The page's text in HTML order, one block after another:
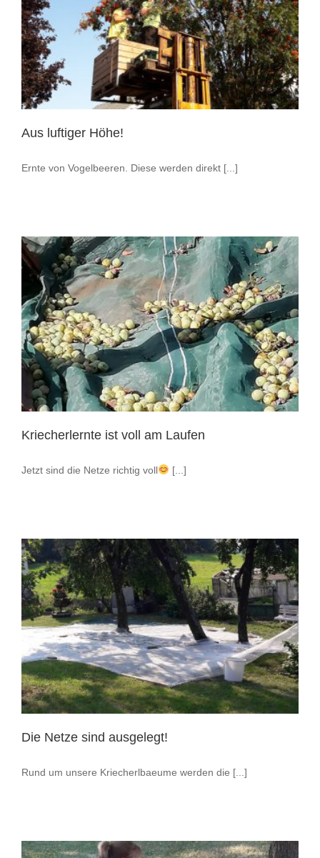
Aus luftiger Höhe!
Ernte von Vogelbeeren. Diese werden direkt [...]
Kriecherlernte ist voll am Laufen
Jetzt sind die Netze richtig voll [...]
Die Netze sind ausgelegt!
Rund um unsere Kriecherlbaeume werden die [...]